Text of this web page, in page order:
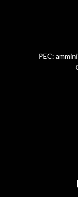
PEC: